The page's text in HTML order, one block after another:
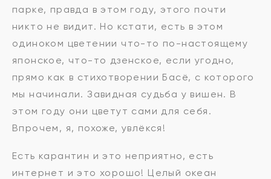
парке, правда в этом году, этого почти
никто не видит. Но кстати, есть в этом
одиноком цветении что-то по-настоящему
японское, что-то дзенское, если угодно,
прямо как в стихотворении Басё, с которого
мы начинали. Завидная судьба у вишен. В
этом году они цветут сами для себя.
Впрочем, я, похоже, увлёкся!
Есть карантин и это неприятно, есть
интернет и это хорошо! Целый океан